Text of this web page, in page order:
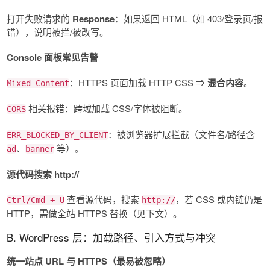
打开失败请求的 Response：如果返回 HTML（如 403/登录页/报
错），说明被拦/被改写。
Console 面板常见告警
Mixed Content：HTTPS 页面加载 HTTP CSS ⇒混合内容。
CORS 相关报错：跨域加载 CSS/字体被阻断。
ERR_BLOCKED_BY_CLIENT：被浏览器扩展拦截（文件名/路径含
ad、 banner 等）。
源代码搜索 http://
Ctrl/Cmd + U 查看源代码，搜索 http://，若 CSS 或内链仍是
HTTP，需做全站 HTTPS 替换（见下文）。
B. WordPress 层：加载路径、引入方式与冲突
统一站点 URL 与 HTTPS（最易被忽略）